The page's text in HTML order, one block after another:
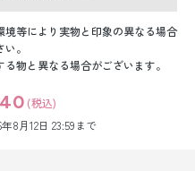
等により実物と印象の異なる場合
。
物と異なる場合がございます。
(税込)
8月12日 23:59まで